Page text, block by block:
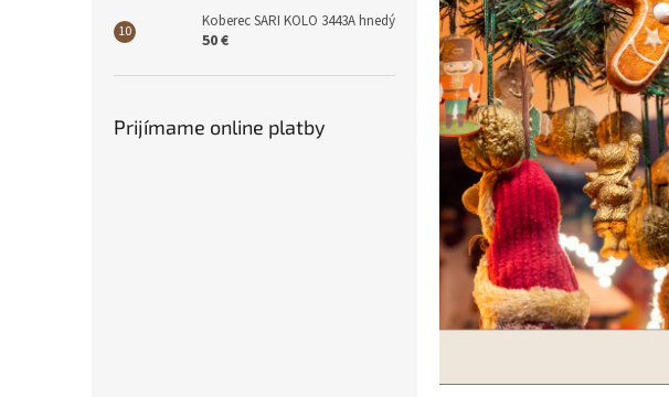
Koberec SARI KOLO 3443A hnedý
50 €
Prijímame online platby